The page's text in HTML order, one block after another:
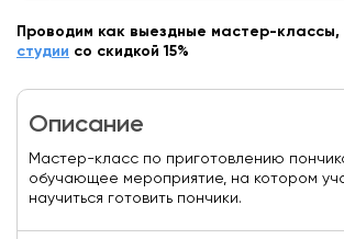
Проводим как выездные мастер-классы,
студии со скидкой 15%
Описание
Мастер-класс по приготовлению
обучающее мероприятие, на котором
научиться готовить пончики.